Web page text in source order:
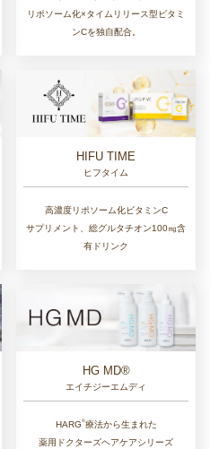
リポソーム化×タイムリリース型ビタミ
ンCを独自配合。
HIFU TIME
ヒフタイム
高濃度リポソーム化ビタミンC
サプリメント、総グルタチオン100㎎含
有ドリンク
HG MD®
エイチジーエムディ
HARG®︎療法から生まれた
薬用ドクターズヘアケアシリーズ